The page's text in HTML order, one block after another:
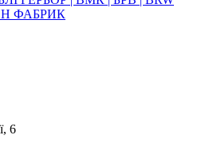
ФАБРИК
6